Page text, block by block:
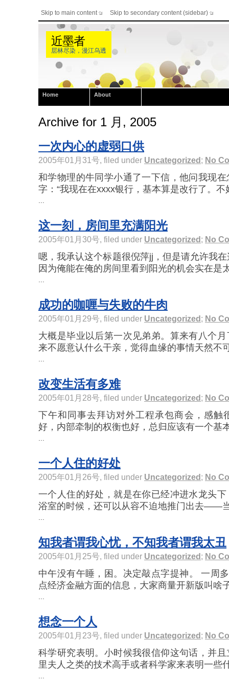
Skip to main content Skip to secondary content (sidebar)
近墨者
层林尽染，漫江乌透
Home About
Archive for 1 月, 2005
一次内心的虚弱口供
2005年01月31号, filed under Uncategorized ; No
和学物理的牛同学小通了一下信，他问我现
字：“我现在在xxxx银行，基本算是改行了。
这一刻，房间里充满阳光
2005年01月30号, filed under Uncategorized ; No
嗯，我承认这个标题很倪萍jj，但是请允许我
因为俺能在俺的房间里看到阳光的机会实在是
成功的咖喱与失败的牛肉
2005年01月29号, filed under Uncategorized ; No
大概是毕业以后第一次见弟弟。算来有八个
来不愿意认什么干亲，觉得血缘的事情天然不
改变生活有多难
2005年01月28号, filed under Uncategorized ; No
下午和同事去拜访对外工程承包商会，感触
好，内部牵制的权衡也好，总归应该有一个基
一个人住的好处
2005年01月26号, filed under Uncategorized ; No
一个人住的好处，就是在你已经冲进水龙头
浴室的时候，还可以从容不迫地推门出去——
知我者谓我心忧，不知我者谓我太丑
2005年01月25号, filed under Uncategorized ; No
中午没有午睡，困。决定敲点字提神。 一周
点经济金融方面的信息，大家商量开新版叫啥
想念一个人
2005年01月23号, filed under Uncategorized ; No
科学研究表明。小时候我很信仰这句话，并
里夫人之类的技术高手或者科学家来表明一些